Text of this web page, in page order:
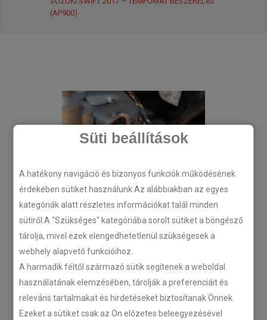
Süti beállítások
A hatékony navigáció és bizonyos funkciók működésének
érdekében sütiket használunk.Az alábbiakban az egyes
kategóriák alatt részletes információkat talál minden
sütiről.A "Szükséges" kategóriába sorolt sütiket a böngésző
tárolja, mivel ezek elengedhetetlenül szükségesek a
webhely alapvető funkcióihoz.
A harmadik féltől származó sütik segítenek a weboldal
használatának elemzésében, tárolják a preferenciáit és
releváns tartalmakat és hirdetéseket biztosítanak Önnek.
Ezeket a sütiket csak az Ön előzetes beleegyezésével
(AP900)